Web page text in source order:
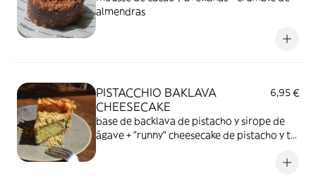
almendras
PISTACCHIO BAKLAVA
CHEESECAKE
6,95 €
base de backlava de pistacho y sirope de
ágave + "runny" cheesecake de pistacho y té